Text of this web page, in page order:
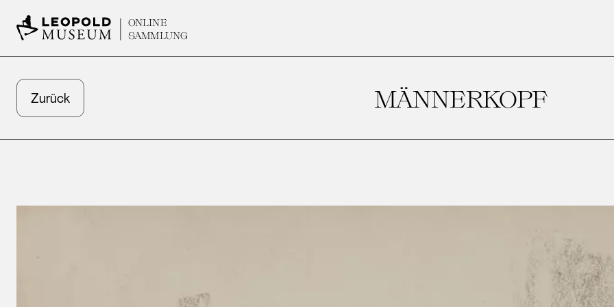
ONLINE
SAMMLUNG
Zurück MÄNNERKOPF